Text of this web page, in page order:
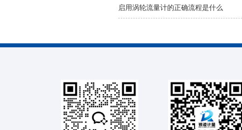
启用涡轮流量计的正确流程是什么